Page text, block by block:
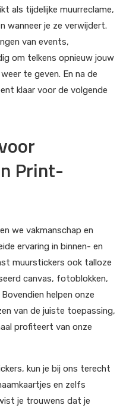
als tijdelijke muurreclame,
wanneer je ze verwijdert.
van events,
om telkens opnieuw jouw
te geven. En na de
klaar voor de volgende
Print-
we vakmanschap en
ervaring in binnen- en
muurstickers ook talloze
canvas, fotoblokken,
helpen onze
van de juiste toepassing,
profiteert van onze
kun je bij ons terecht
en zelfs
je trouwens dat je